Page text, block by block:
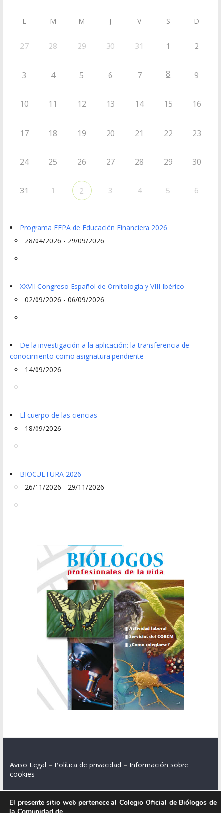
L M M J V S D
27 28 29 30 31 1 2
3 4 5 6 7 8 9
10 11 12 13 14 15 16
17 18 19 20 21 22 23
24 25 26 27 28 29 30
31 1 2 3 4 5 6
Programa EFPA de Educación Financiera 2026
28/04/2026 - 29/09/2026
XXVII Congreso Español de Ornitología y VIII Ibérico
02/09/2026 - 06/09/2026
De la investigación a la aplicación: la transferencia de
conocimiento como asignatura pendiente
14/09/2026
El cuerpo de las ciencias
18/09/2026
BIOCULTURA 2026
26/11/2026 - 29/11/2026
Aviso Legal – Política de privacidad – Información sobre
cookies
El presente sitio web pertenece al Colegio Oficial de Biólogos de